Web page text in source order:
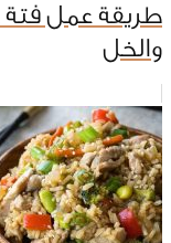
طريقة عمل
والخل